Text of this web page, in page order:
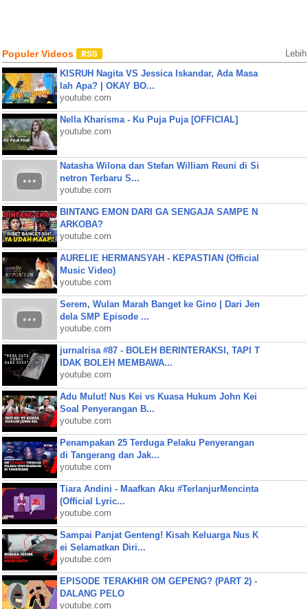
Populer Videos Lebih
KISRUH Nagita VS Jessica Iskandar, Ada Masa
lah Apa? | OKAY BO...
youtube.com
Nella Kharisma - Ku Puja Puja [OFFICIAL]
youtube.com
Natasha Wilona dan Stefan William Reuni di Si
netron Terbaru S...
youtube.com
BINTANG EMON DARI GA SENGAJA SAMPE N
ARKOBA?
youtube.com
AURELIE HERMANSYAH - KEPASTIAN (Official
Music Video)
youtube.com
Serem, Wulan Marah Banget ke Gino | Dari Jen
dela SMP Episode ...
youtube.com
jurnalrisa #87 - BOLEH BERINTERAKSI, TAPI T
IDAK BOLEH MEMBAWA...
youtube.com
Adu Mulut! Nus Kei vs Kuasa Hukum John Kei
Soal Penyerangan B...
youtube.com
Penampakan 25 Terduga Pelaku Penyerangan
di Tangerang dan Jak...
youtube.com
Tiara Andini - Maafkan Aku #TerlanjurMencinta
(Official Lyric...
youtube.com
Sampai Panjat Genteng! Kisah Keluarga Nus K
ei Selamatkan Diri...
youtube.com
EPISODE TERAKHIR OM GEPENG? (PART 2) -
DALANG PELO
youtube.com